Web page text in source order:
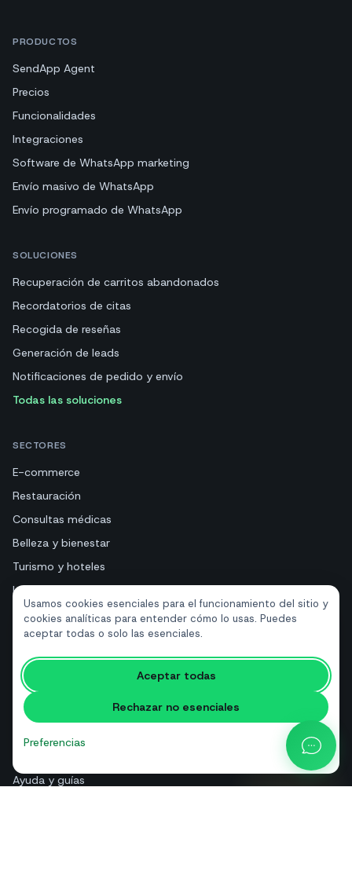
Usamos cookies esenciales para el funcionamiento del sitio y
cookies analíticas para entender cómo lo usas. Puedes
aceptar todas o solo las esenciales.
Aceptar todas
Rechazar no esenciales
Preferencias
PRODUCTOS
SendApp Agent
Precios
Funcionalidades
Integraciones
Software de WhatsApp marketing
Envío masivo de WhatsApp
Envío programado de WhatsApp
SOLUCIONES
Recuperación de carritos abandonados
Recordatorios de citas
Recogida de reseñas
Generación de leads
Notificaciones de pedido y envío
Todas las soluciones
SECTORES
E-commerce
Restauración
Consultas médicas
Belleza y bienestar
Turismo y hoteles
Inmobiliarias
RECURSOS
Herramientas gratuitas
Glosario
Comparativas
Ayuda y guías